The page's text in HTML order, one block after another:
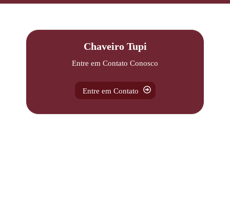
Chaveiro Tupi
Entre em Contato Conosco
Entre em Contato